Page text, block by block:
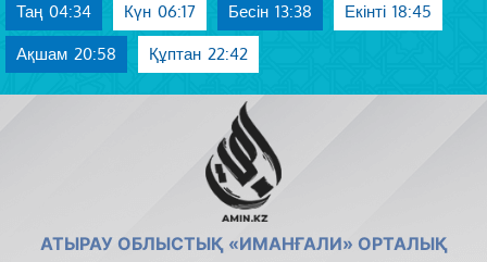
Таң 04:34 Күн 06:17 Бесін 13:38 Екінті 18:45
Ақшам 20:58 Құптан 22:42
АТЫРАУ ОБЛЫСТЫҚ «ИМАНҒАЛИ» ОРТАЛЫҚ